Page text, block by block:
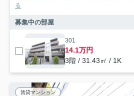
る
募集中の部屋
301
14.1万円
3階 / 31.43㎡ / 1K
賃貸マンション